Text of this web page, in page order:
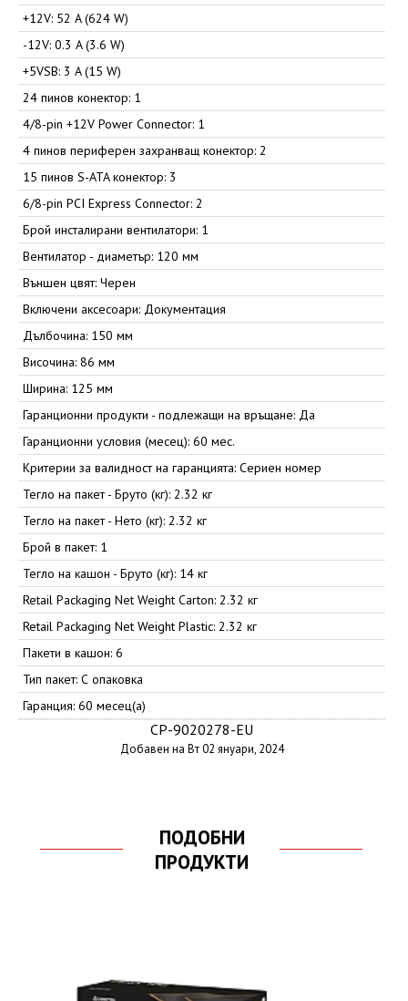
+12V: 52 A (624 W)
-12V: 0.3 A (3.6 W)
+5VSB: 3 A (15 W)
24 пинов конектор: 1
4/8-pin +12V Power Connector: 1
4 пинов периферен захранващ конектор: 2
15 пинов S-ATA конектор: 3
6/8-pin PCI Express Connector: 2
Брой инсталирани вентилатори: 1
Вентилатор - диаметър: 120 мм
Външен цвят: Черен
Включени аксесоари: Документация
Дълбочина: 150 мм
Височина: 86 мм
Ширина: 125 мм
Гаранционни продукти - подлежащи на връщане: Да
Гаранционни условия (месец): 60 мес.
Критерии за валидност на гаранцията: Сериен номер
Тегло на пакет - Бруто (кг): 2.32 кг
Тегло на пакет - Нето (кг): 2.32 кг
Брой в пакет: 1
Тегло на кашон - Бруто (кг): 14 кг
Retail Packaging Net Weight Carton: 2.32 кг
Retail Packaging Net Weight Plastic: 2.32 кг
Пакети в кашон: 6
Тип пакет: С опаковка
Гаранция: 60 месец(а)
CP-9020278-EU
Добавен на Вт 02 януари, 2024
ПОДОБНИ
ПРОДУКТИ